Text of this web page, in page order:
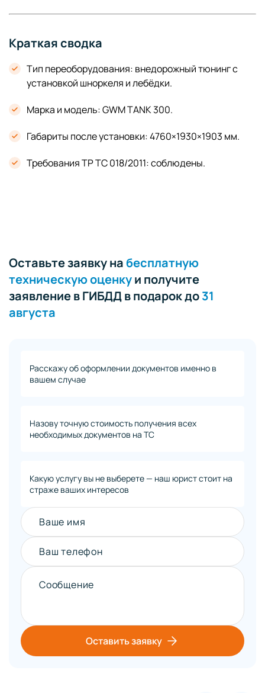
Краткая сводка
Тип переоборудования: внедорожный тюнинг с
установкой шноркеля и лебёдки.
Марка и модель: GWM TANK 300.
Габариты после установки: 4760×1930×1903 мм.
Требования ТР ТС 018/2011: соблюдены.
Оставьте заявку набесплатную
техническую оценкуи получите
заявление в ГИБДД в подарок до31
августа
Расскажу об оформлении документов именно в
вашем случае
Назову точную стоимость получения всех
необходимых документов на ТС
Какую услугу вы не выберете — наш юрист стоит на
страже ваших интересов
Ваше имя
Ваш телефон
Сообщение
Оставить заявку